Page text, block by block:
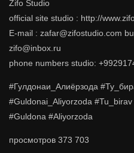
Zifo Studio
official site studio : http://
E-mail : zafar@zifostudio.com
zifo@inbox.ru
phone numbers studio:
#Гулдонаи_Алиёрзода
#Guldonai_Aliyorzoda
#Guldona #Aliyorzoda
просмотров 373 703